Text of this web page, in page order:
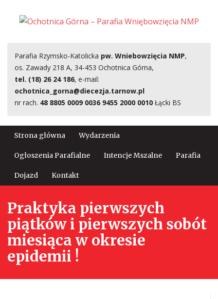
Parafia Rzymsko-Katolicka pw. Wniebowzięcia NMP,
os. Zawady 218 A, 34-453 Ochotnica Górna,
tel. (18) 26 24 186, e-mail:
ochotnica_gorna@diecezja.tarnow.pl
nr rach. 48 8805 0009 0036 9455 2000 0010 Łącki BS
Strona główna Wydarzenia
Ogłoszenia Parafialne Intencje Mszalne Parafia
Dojazd Kontakt
Praktyka pierwszych
piątków i pierwszych sobót
miesiąca w okresie
epidemii !